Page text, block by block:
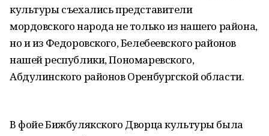
культуры съехались представители
мордовского народа не только из нашего района,
но и из Федоровского, Белебеевского районов
нашей республики, Пономаревского,
Абдулинского районов Оренбургской области.
В фойе Бижбулякского Дворца культуры была